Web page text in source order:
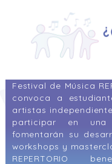
Festival de Música
convoca a
artistas
participar en
fomentarán su
workshops y
REPERTORIO